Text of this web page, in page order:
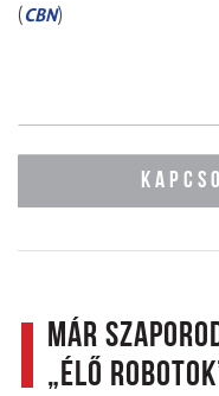
(CBN)
Már
„élő